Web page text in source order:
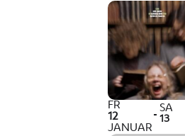
FR
12
JANUAR
SA
13